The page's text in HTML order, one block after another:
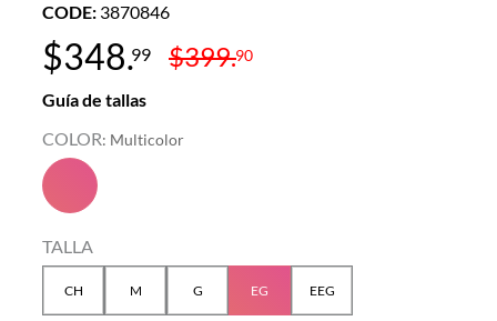
CODE: 3870846
$348.99 $399.90
Guía de tallas
COLOR: Multicolor
TALLA
CH M G EG EEG